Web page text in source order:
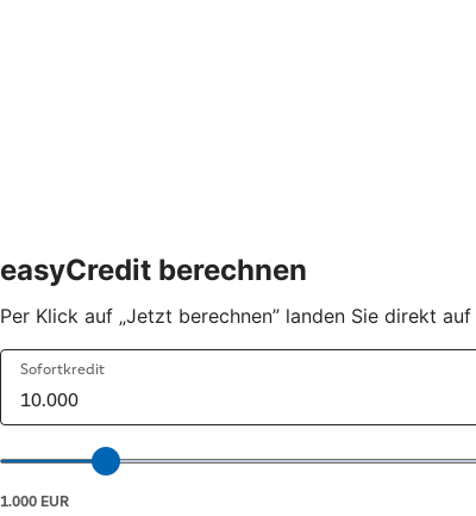
easyCredit berechnen
Per Klick auf „Jetzt berechnen” landen Sie direkt